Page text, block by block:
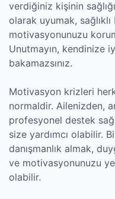
verdiğiniz kişinin
olarak uyumak,
motivasyonunuzu
Unutmayın, kendinize
bakamazsınız.
Motivasyon krizleri
normaldir. Ailenizden,
profesyonel destek
size yardımcı olabilir.
danışmanlık almak,
ve motivasyonunuzu
olabilir.